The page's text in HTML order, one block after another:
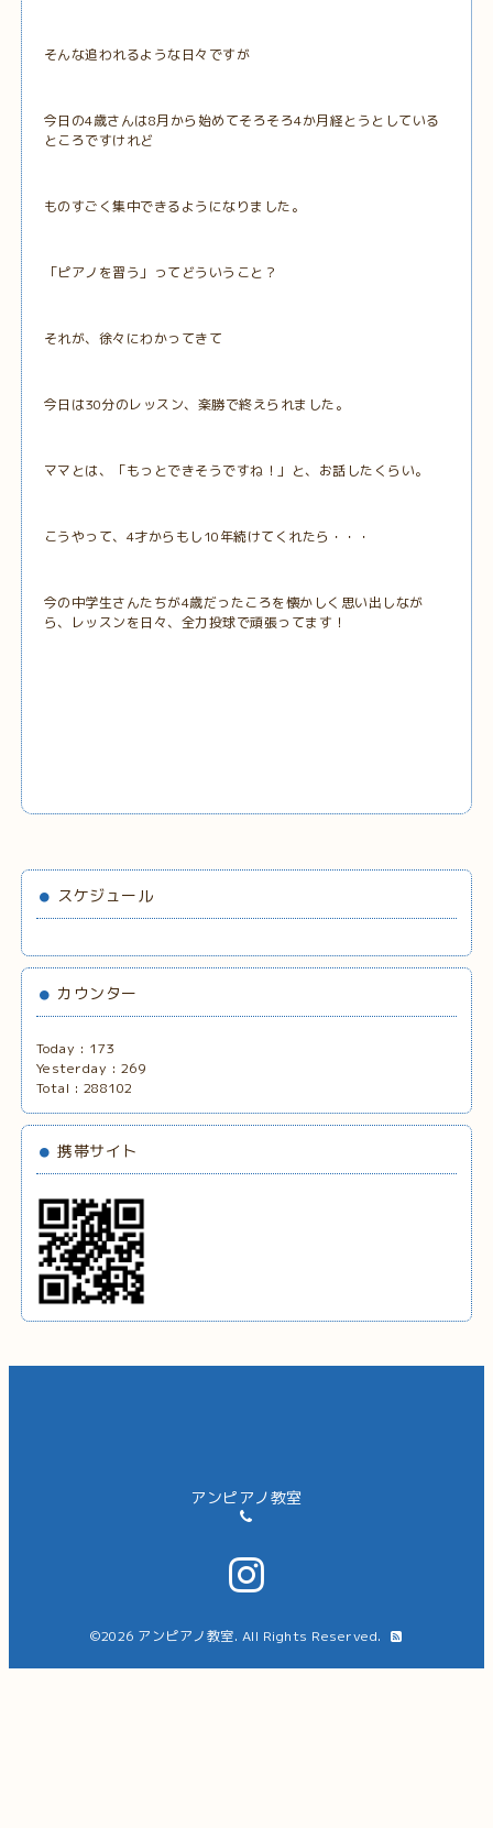
そんな追われるような日々ですが
今日の4歳さんは8月から始めてそろそろ4か月経とうとしている
ところですけれど
ものすごく集中できるようになりました。
「ピアノを習う」ってどういうこと？
それが、徐々にわかってきて
今日は30分のレッスン、楽勝で終えられました。
ママとは、「もっとできそうですね！」と、お話したくらい。
こうやって、4才からもし10年続けてくれたら・・・
今の中学生さんたちが4歳だったころを懐かしく思い出しなが
ら、レッスンを日々、全力投球で頑張ってます！
スケジュール
カウンター
Today : 173
Yesterday : 269
Total : 288102
携帯サイト
アンピアノ教室
©2026 アンピアノ教室. All Rights Reserved.